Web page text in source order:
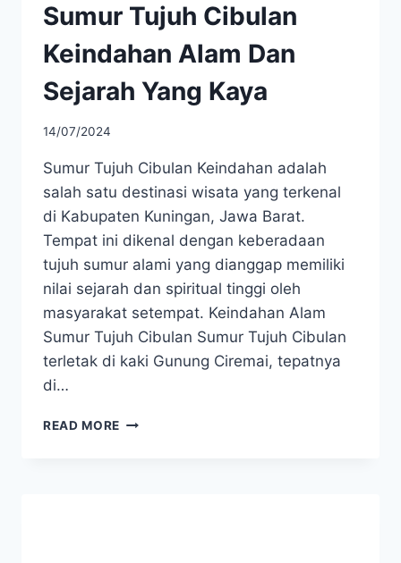
Sumur Tujuh Cibulan
Keindahan Alam Dan
Sejarah Yang Kaya
14/07/2024
Sumur Tujuh Cibulan Keindahan adalah
salah satu destinasi wisata yang terkenal
di Kabupaten Kuningan, Jawa Barat.
Tempat ini dikenal dengan keberadaan
tujuh sumur alami yang dianggap memiliki
nilai sejarah dan spiritual tinggi oleh
masyarakat setempat. Keindahan Alam
Sumur Tujuh Cibulan Sumur Tujuh Cibulan
terletak di kaki Gunung Ciremai, tepatnya
di…
READ MORE SUMUR